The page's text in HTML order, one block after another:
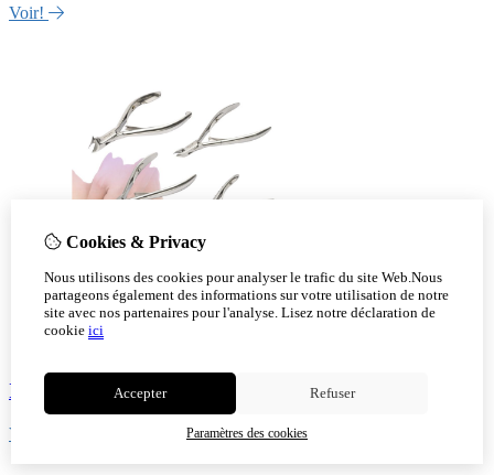
Voir!
Instruments
Voir!
Cookies & Privacy
Nous utilisons des cookies pour analyser le trafic du site Web.Nous
partageons également des informations sur votre utilisation de notre
site avec nos partenaires pour l'analyse. Lisez notre déclaration de
cookie ici
Accepter Refuser
Paramètres des cookies